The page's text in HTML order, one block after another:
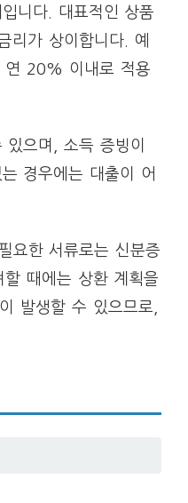
니다. 대표적인 상품
리가 상이합니다. 예
연 20% 이내로 적용
으며, 소득 증빙이
경우에는 대출이 어
요한 서류로는 신분증
때에는 상환 계획을
발생할 수 있으므로,